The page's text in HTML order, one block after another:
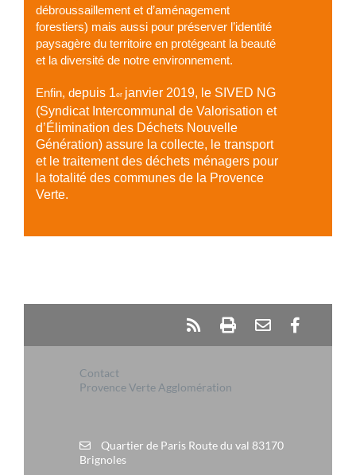
débroussaillement et d’aménagement
forestiers) mais aussi pour préserver l’identité
paysagère du territoire en protégeant la beauté
et la diversité de notre environnement.
Enfin, depuis 1er janvier 2019, le SIVED NG
(Syndicat Intercommunal de Valorisation et
d’Élimination des Déchets Nouvelle
Génération) assure la collecte, le transport
et le traitement des déchets ménagers pour
la totalité des communes de la Provence
Verte.
Contact
Provence Verte Agglomération
Quartier de Paris Route du val 83170
Brignoles